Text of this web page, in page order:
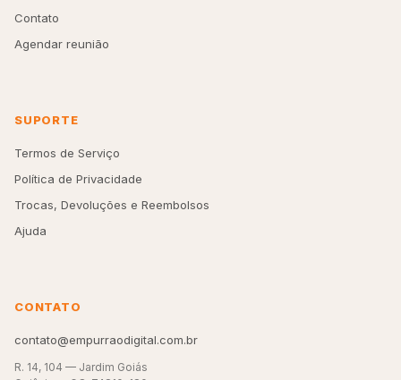
Contato
Agendar reunião
SUPORTE
Termos de Serviço
Política de Privacidade
Trocas, Devoluções e Reembolsos
Ajuda
CONTATO
contato@empurraodigital.com.br
R. 14, 104 — Jardim Goiás